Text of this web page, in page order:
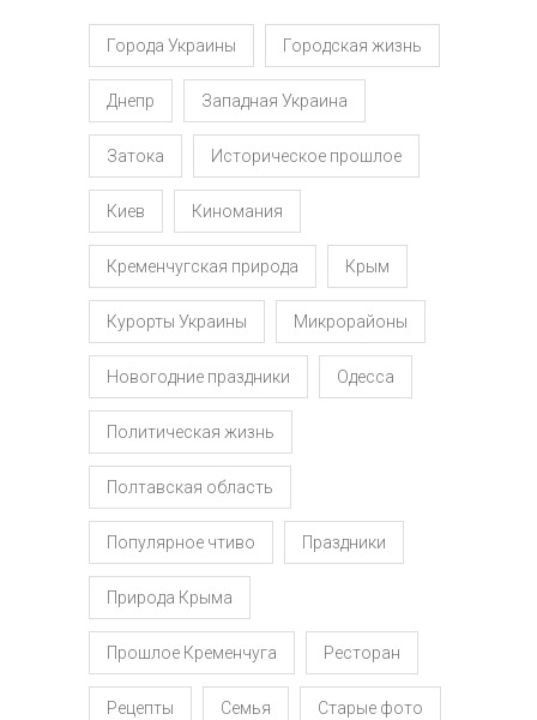
Города Украины Городская жизнь
Днепр Западная Украина
Затока Историческое прошлое
Киев Киномания
Кременчугская природа Крым
Курорты Украины Микрорайоны
Новогодние праздники Одесса
Политическая жизнь
Полтавская область
Популярное чтиво Праздники
Природа Крыма
Прошлое Кременчуга Ресторан
Рецепты Семья Старые фото